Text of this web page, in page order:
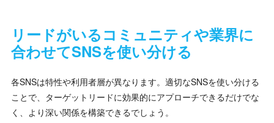
リードがいるコミュニティや業界に
合わせてSNSを使い分ける
各SNSは特性や利用者層が異なります。適切なSNSを使い分ける
ことで、ターゲットリードに効果的にアプローチできるだけでな
く、より深い関係を構築できるでしょう。